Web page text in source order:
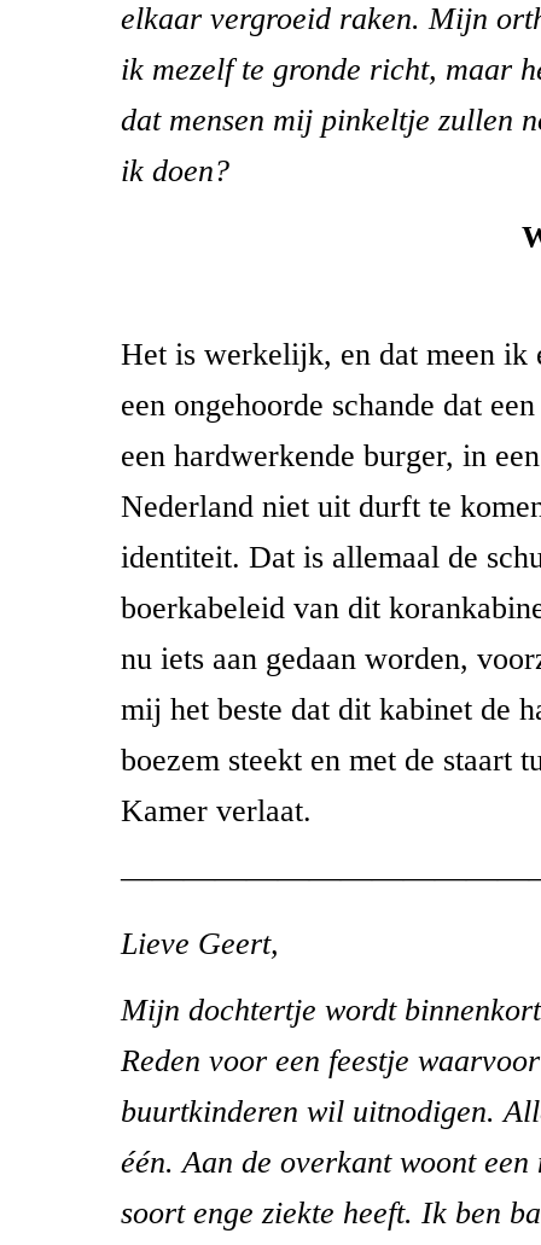
elkaar vergroeid raken. Mijn
ik mezelf te gronde richt, maar
dat mensen mij pinkeltje zullen
ik doen?
Het is werkelijk, en dat meen ik
een ongehoorde schande dat
een hardwerkende burger, in
Nederland niet uit durft te
identiteit. Dat is allemaal de
boerkabeleid van dit
nu iets aan gedaan worden,
mij het beste dat dit kabinet de
boezem steekt en met de staart
Kamer verlaat.
Lieve Geert,
Mijn dochtertje wordt
Reden voor een feestje
buurtkinderen wil uitnodigen.
één. Aan de overkant woont een
soort enge ziekte heeft. Ik ben